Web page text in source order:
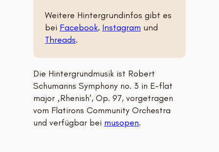
Weitere Hintergrundinfos gibt es
bei Facebook, Instagram und
Threads.
Die Hintergrundmusik ist Robert
Schumanns Symphony no. 3 in E-flat
major ‚Rhenish‘, Op. 97, vorgetragen
vom Flatirons Community Orchestra
und verfügbar bei musopen.